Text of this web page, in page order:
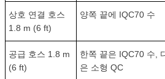
상호 연결 호스
1.8 m (6 ft)
양쪽 끝에 IQC70 수
공급 호스 1.8 m
(6 ft)
한쪽 끝은 IQC70 수,
은 소형 QC